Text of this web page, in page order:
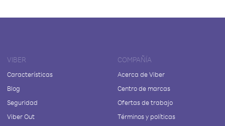
VIBER
Características
Blog
Seguridad
Viber Out
COMPAÑÍA
Acerca de Viber
Centro de marcas
Ofertas de trabajo
Términos y políticas